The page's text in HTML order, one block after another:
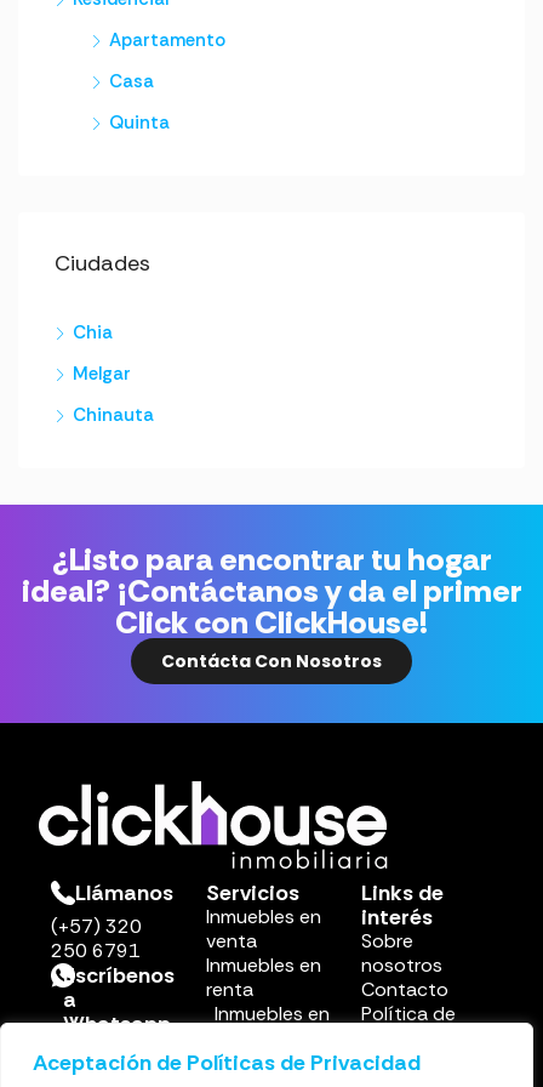
Aceptación de Políticas de Privacidad
Apartamento
Casa
Quinta
Ciudades
Chia
Melgar
Chinauta
¿Listo para encontrar tu hogar
ideal? ¡Contáctanos y da el primer
Click con ClickHouse!
Contácta Con Nosotros
Llámanos
(+57) 320
250 6791
Escríbenos
a
Whatsapp
250 6791
Servicios
Inmuebles en
venta
Inmuebles en
renta
Inmuebles en
Otros
Links de
interés
Sobre
nosotros
Contacto
Política de